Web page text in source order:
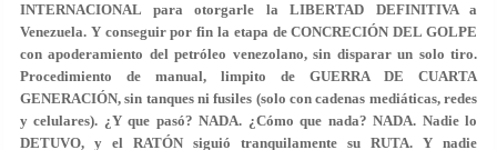
INTERNACIONAL para otorgarle la LIBERTAD DEFINITIVA a
Venezuela. Y conseguir por fin la etapa de CONCRECIÓN DEL GOLPE
con apoderamiento del petróleo venezolano, sin disparar un solo tiro.
Procedimiento de manual, limpito de GUERRA DE CUARTA
GENERACIÓN, sin tanques ni fusiles (solo con cadenas mediáticas, redes
y celulares). ¿Y que pasó? NADA. ¿Cómo que nada? NADA. Nadie lo
DETUVO, y el RATÓN siguió tranquilamente su RUTA. Y nadie